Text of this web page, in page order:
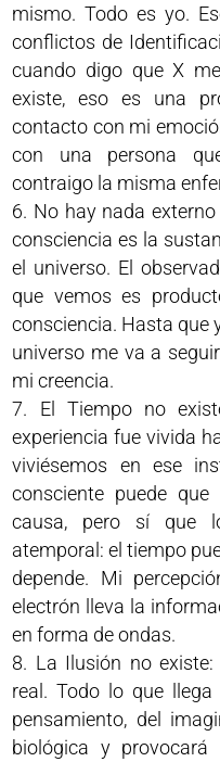
mismo. Todo es yo.
conflictos de
cuando digo que X
existe, eso es una
contacto con mi
con una persona
contraigo la misma
No hay nada
consciencia es la
el universo. El
que vemos es
consciencia. Hasta que
universo me va a
mi creencia.
El Tiempo no
experiencia fue vivida
viviésemos en ese
consciente puede
causa, pero sí que
atemporal: el tiempo
depende. Mi
electrón lleva la
en forma de ondas.
La Ilusión no
real. Todo lo que
pensamiento, del
biológica y